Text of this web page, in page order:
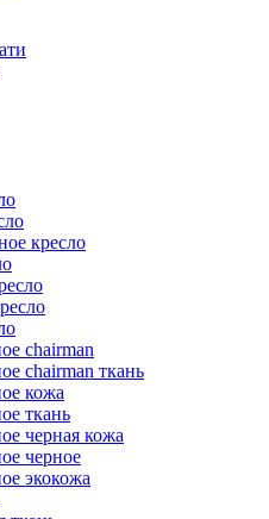
кресло
chairman
chairman ткань
кожа
ткань
черная кожа
черное
экокожа